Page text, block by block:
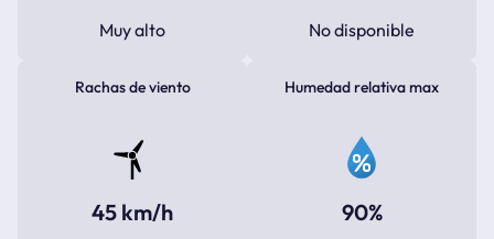
Muy alto No disponible
Rachas de viento
45 km/h
Humedad relativa max
90%